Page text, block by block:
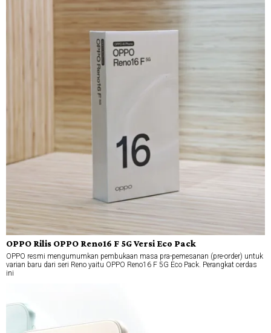
OPPO Rilis OPPO Reno16 F 5G Versi Eco Pack
OPPO resmi mengumumkan pembukaan masa pra-pemesanan (pre-order) untuk
varian baru dari seri Reno yaitu OPPO Reno16 F 5G Eco Pack. Perangkat cerdas
ini